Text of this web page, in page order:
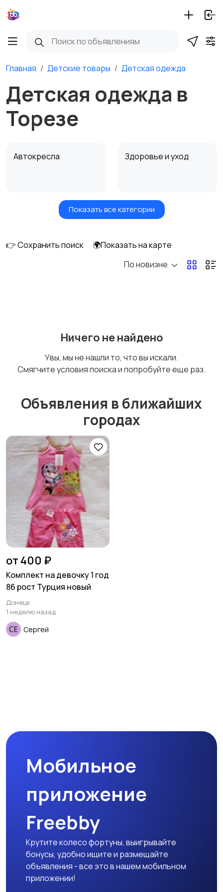
Главная Детские товары Детская одежда
Детская одежда в
Торезе
Автокресла Здоровье и уход
Игрушки и игры Детские коляски
Купание
Товары для учебы
Детская одежда
Детский транспорт
Показать все категории
👉 Сохранить поиск
🌍Показать на карте
По новизне
Ничего не найдено
Увы, мы не нашли то, что вы искали.
Смягчите условия поиска и попробуйте еще раз.
Объявления в ближайших
городах
от 400 ₽
Комплект на девочку 1 год
86 рост Турция новый
Донецк
1 неделю назад
Сергей
Мобильное
приложение
Freebby
Крутите колесо фортуны, выигрывайте
бонусы, удобно ищите и размещайте
объявления - все это в нашем мобильном
приложении!